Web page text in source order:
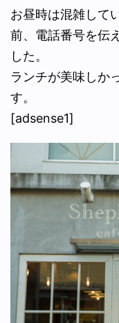
お昼時は混雑して
前、電話番号を伝
した。
ランチが美味しか
す。
[adsense1]